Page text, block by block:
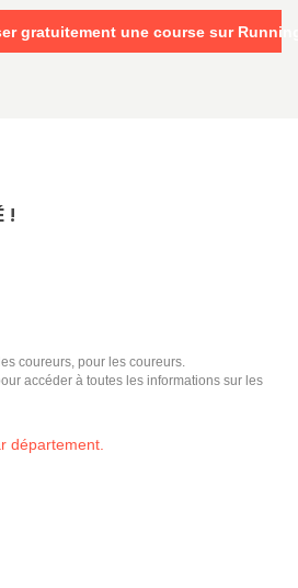
gratuitement une course sur
!
coureurs, pour les coureurs.
accéder à toutes les informations sur les
département.